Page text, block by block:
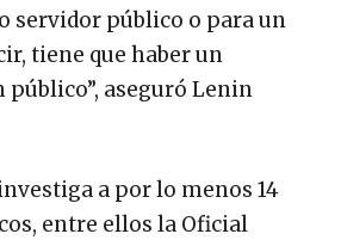
servidor público o para un
tiene que haber un
aseguró Lenin
a por lo menos 14
entre ellos la Oficial